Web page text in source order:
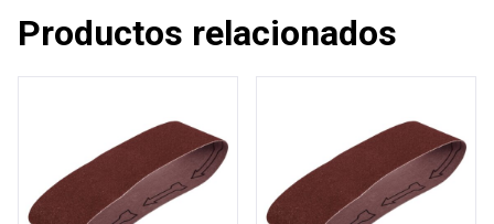
Productos relacionados